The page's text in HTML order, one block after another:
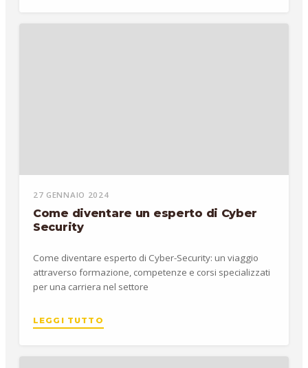
27 GENNAIO 2024
Come diventare un esperto di Cyber
Security
Come diventare esperto di Cyber-Security: un viaggio
attraverso formazione, competenze e corsi specializzati
per una carriera nel settore
LEGGI TUTTO